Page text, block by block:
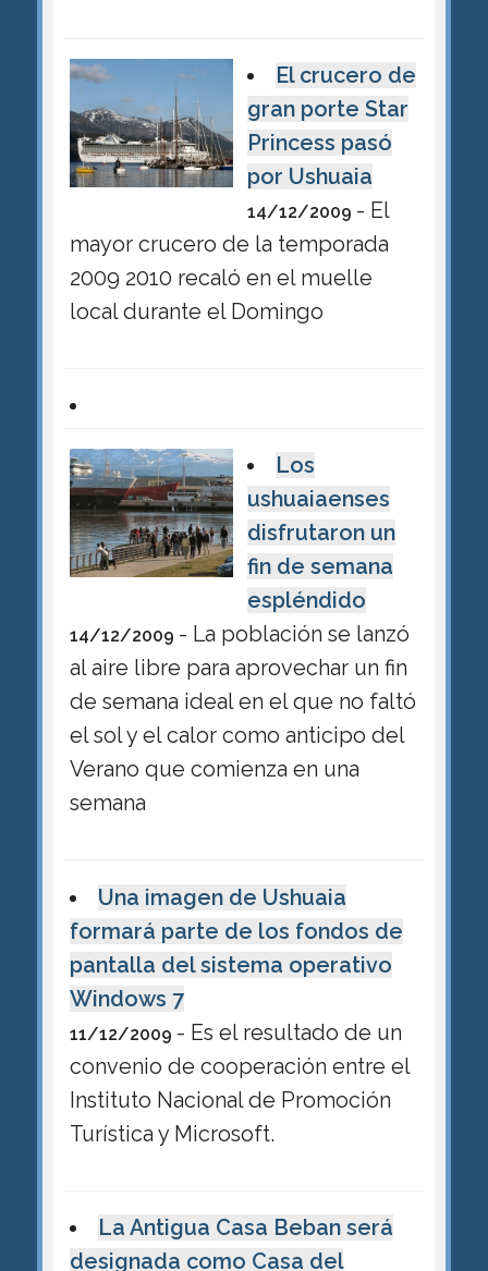
El crucero de
gran porte Star
Princess pasó
por Ushuaia
14/12/2009 - El
mayor crucero de la temporada
2009 2010 recaló en el muelle
local durante el Domingo
Los
ushuaiaenses
disfrutaron un
fin de semana
espléndido
14/12/2009 - La población se lanzó
al aire libre para aprovechar un fin
de semana ideal en el que no faltó
el sol y el calor como anticipo del
Verano que comienza en una
semana
Una imagen de Ushuaia
formará parte de los fondos de
pantalla del sistema operativo
Windows 7
11/12/2009 - Es el resultado de un
convenio de cooperación entre el
Instituto Nacional de Promoción
Turística y Microsoft.
La Antigua Casa Beban será
designada como Casa del